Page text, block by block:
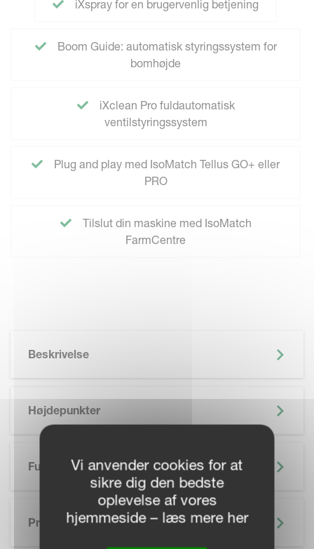
iXspray for en brugervenlig betjening
Boom Guide: automatisk styringssystem for
bomhøjde
iXclean Pro fuldautomatisk
ventilstyringssystem
Plug and play med IsoMatch Tellus GO+ eller
PRO
Tilslut din maskine med IsoMatch
FarmCentre
Beskrivelse
Højdepunkter
Funktioner
Præcisionslandbrug
Vi anvender cookies for at
sikre dig den bedste
oplevelse af vores
hjemmeside – læs mere her